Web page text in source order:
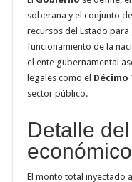
soberana y el conjunto
recursos del Estado para
funcionamiento de la
el ente gubernamental
legales como el Décimo
sector público.
Detalle
El monto total inyectado